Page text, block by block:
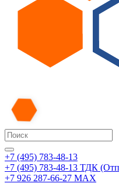
+7 (495) 783-48-13
+7 (495) 783-48-13 ТДК
+7 926 287-66-27 МАХ